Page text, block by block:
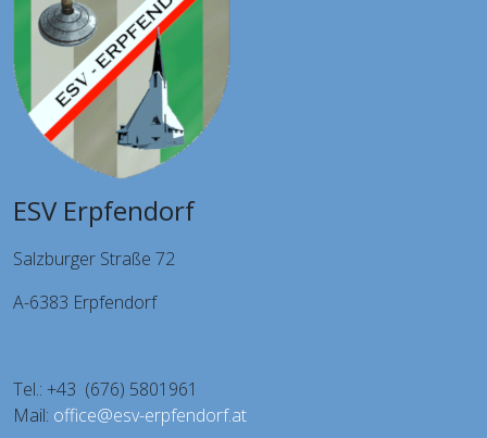
ESV Erpfendorf
Salzburger Straße 72
A-6383 Erpfendorf
Tel.: +43 (676) 5801961
Mail: office@esv-erpfendorf.at